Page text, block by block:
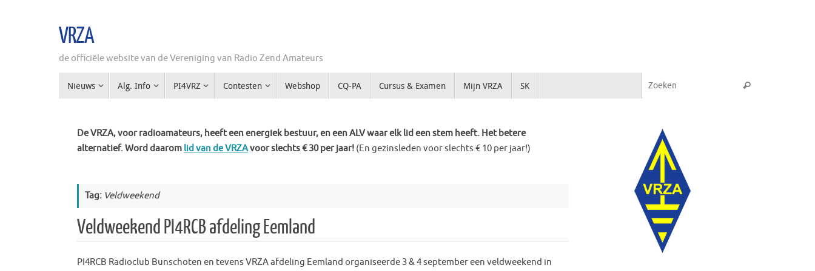
VRZA
de officiële website van de Vereniging van Radio Zend Amateurs
naarNieuws Alg. Info PI4VRZ Contesten Webshop CQ-PA Cursus & Examen Mijn VRZA SK Zoeken
De VRZA, voor radioamateurs, heeft een energiek bestuur, en een ALV waar elk lid een stem heeft. Het betere
alternatief. Word daarom lid van de VRZAvoor slechts € 30 per jaar! (En gezinsleden voor slechts € 10 per jaar!)
Tag: Veldweekend
Veldweekend PI4RCB afdeling Eemland
PI4RCB Radioclub Bunschoten en tevens VRZA afdeling Eemland organiseerde 3 & 4 september een veldweekend in